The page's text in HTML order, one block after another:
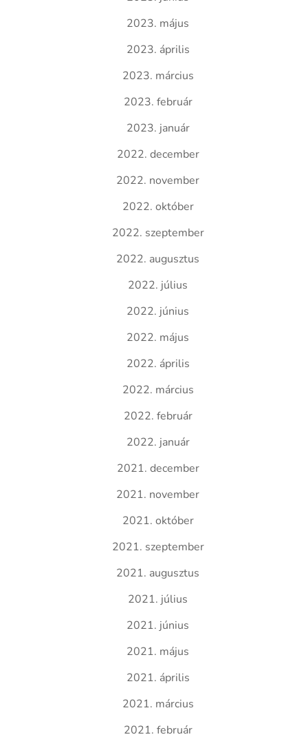
2023. május
2023. április
2023. március
2023. február
2023. január
2022. december
2022. november
2022. október
2022. szeptember
2022. augusztus
2022. július
2022. június
2022. május
2022. április
2022. március
2022. február
2022. január
2021. december
2021. november
2021. október
2021. szeptember
2021. augusztus
2021. július
2021. június
2021. május
2021. április
2021. március
2021. február